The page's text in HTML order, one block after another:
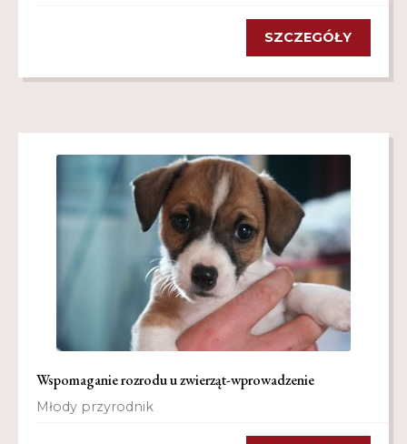
SZCZEGÓŁY
Wspomaganie rozrodu u zwierząt-wprowadzenie
Młody przyrodnik